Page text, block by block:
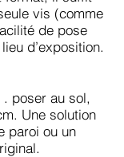
vis (comme
de pose
d’exposition.
poser au sol,
Une solution
paroi ou un